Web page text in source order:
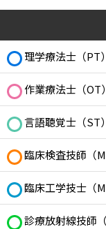
理学療法士（PT）
作業療法士（OT）
言語聴覚士（ST）
臨床検査技師（
臨床工学技士（
診療放射線技師（